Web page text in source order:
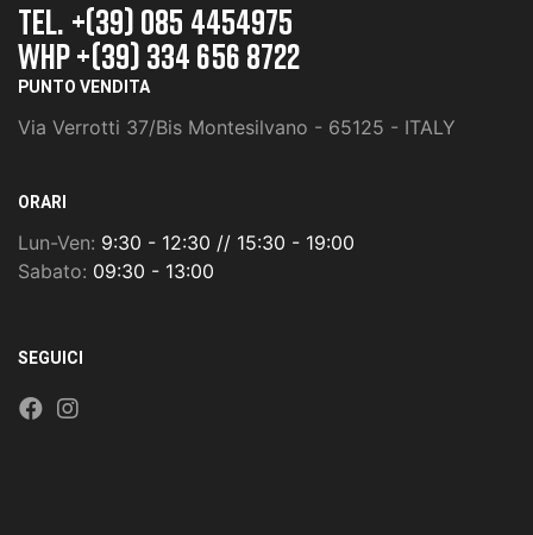
TEL. +(39) 085 4454975
whp +(39) 334 656 8722
PUNTO VENDITA
Via Verrotti 37/Bis Montesilvano - 65125 - ITALY
ORARI
Lun-Ven: 9:30 - 12:30 // 15:30 - 19:00
Sabato: 09:30 - 13:00
SEGUICI